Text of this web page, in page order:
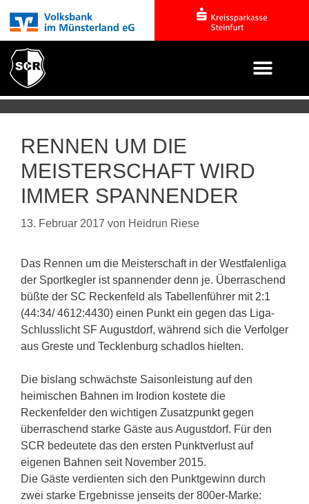
RENNEN UM DIE
MEISTERSCHAFT WIRD
IMMER SPANNENDER
13. Februar 2017 von Heidrun Riese
Das Rennen um die Meisterschaft in der Westfalenliga
der Sportkegler ist spannender denn je. Überraschend
büßte der SC Reckenfeld als Tabellenführer mit 2:1
(44:34/ 4612:4430) einen Punkt ein gegen das Liga-
Schlusslicht SF Augustdorf, während sich die Verfolger
aus Greste und Tecklenburg schadlos hielten.
Die bislang schwächste Saisonleistung auf den
heimischen Bahnen im Irodion kostete die
Reckenfelder den wichtigen Zusatzpunkt gegen
überraschend starke Gäste aus Augustdorf. Für den
SCR bedeutete das den ersten Punktverlust auf
eigenen Bahnen seit November 2015.
Die Gäste verdienten sich den Punktgewinn durch
zwei starke Ergebnisse jenseits der 800er-Marke: